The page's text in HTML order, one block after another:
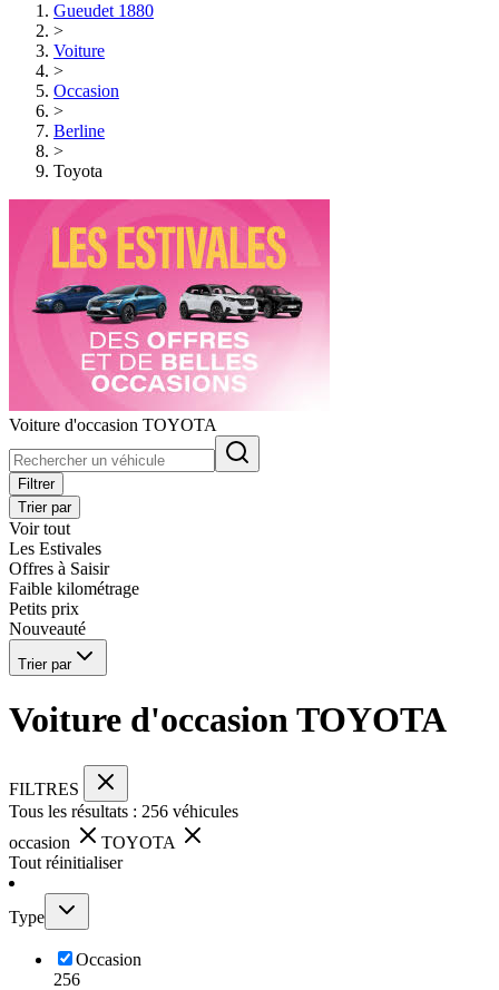
Gueudet 1880
>
Voiture
>
Occasion
>
Berline
>
Toyota
Voiture d'occasion TOYOTA
Filtrer
Trier par
Voir tout
Les Estivales
Offres à Saisir
Faible kilométrage
Petits prix
Nouveauté
Trier par
Voiture d'occasion TOYOTA
FILTRES
Tous les résultats : 256 véhicules
occasion
TOYOTA
Tout réinitialiser
Type
Occasion
256